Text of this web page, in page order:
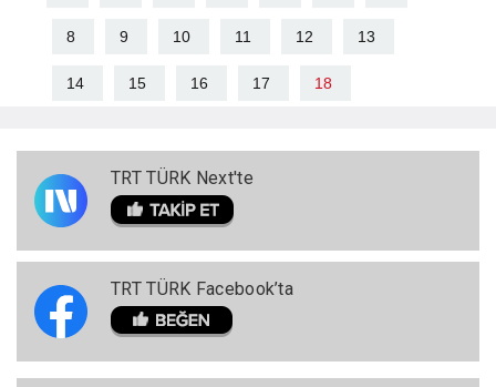
8 9 10 11 12 13
14 15 16 17 18
TRT TÜRK Next'te
TRT TÜRK Facebook’ta